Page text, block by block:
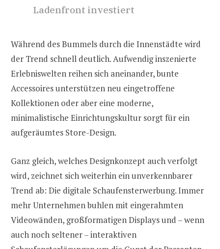
Ladenfront investiert
Während des Bummels durch die Innenstädte wird
der Trend schnell deutlich. Aufwendig inszenierte
Erlebniswelten reihen sich aneinander, bunte
Accessoires unterstützen neu eingetroffene
Kollektionen oder aber eine moderne,
minimalistische Einrichtungskultur sorgt für ein
aufgeräumtes Store-Design.
Ganz gleich, welches Designkonzept auch verfolgt
wird, zeichnet sich weiterhin ein unverkennbarer
Trend ab: Die digitale Schaufensterwerbung. Immer
mehr Unternehmen buhlen mit eingerahmten
Videowänden, großformatigen Displays und – wenn
auch noch seltener – interaktiven